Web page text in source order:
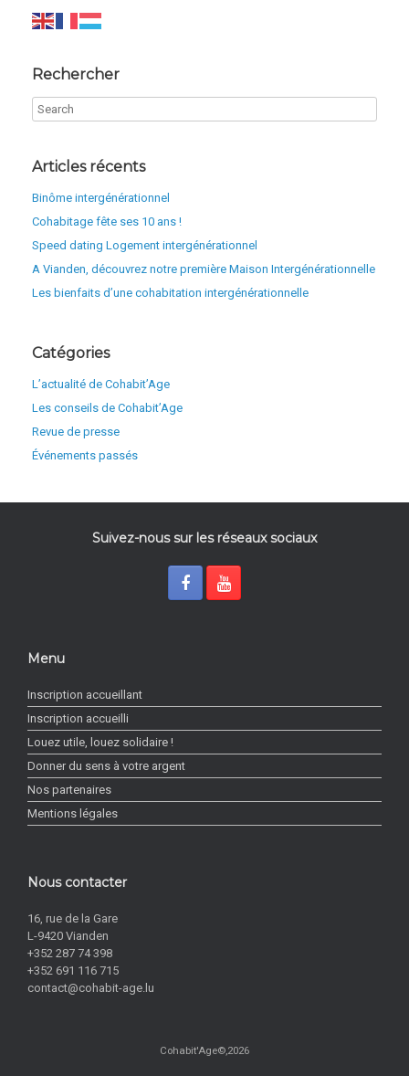
Rechercher
Articles récents
Binôme intergénérationnel
Cohabitage fête ses 10 ans !
Speed dating Logement intergénérationnel
A Vianden, découvrez notre première Maison Intergénérationnelle
Les bienfaits d’une cohabitation intergénérationnelle
Catégories
L’actualité de Cohabit’Age
Les conseils de Cohabit’Age
Revue de presse
Événements passés
Suivez-nous sur les réseaux sociaux
Menu
Inscription accueillant
Inscription accueilli
Louez utile, louez solidaire !
Donner du sens à votre argent
Nos partenaires
Mentions légales
Nous contacter
16, rue de la Gare
L-9420 Vianden
+352 287 74 398
+352 691 116 715
contact@cohabit-age.lu
Cohabit'Age©,2026